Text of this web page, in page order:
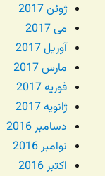
ژوئن 2017
می 2017
آوریل 2017
مارس 2017
فوریه 2017
ژانویه 2017
دسامبر 2016
نوامبر 2016
اکتبر 2016